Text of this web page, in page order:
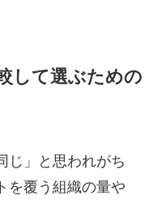
して選ぶための
じ」と思われがち
を覆う組織の量や